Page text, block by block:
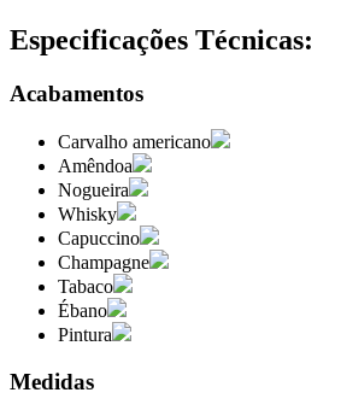
Especificações Técnicas:
Acabamentos
Carvalho americano
Amêndoa
Nogueira
Whisky
Capuccino
Champagne
Tabaco
Ébano
Pintura
Medidas